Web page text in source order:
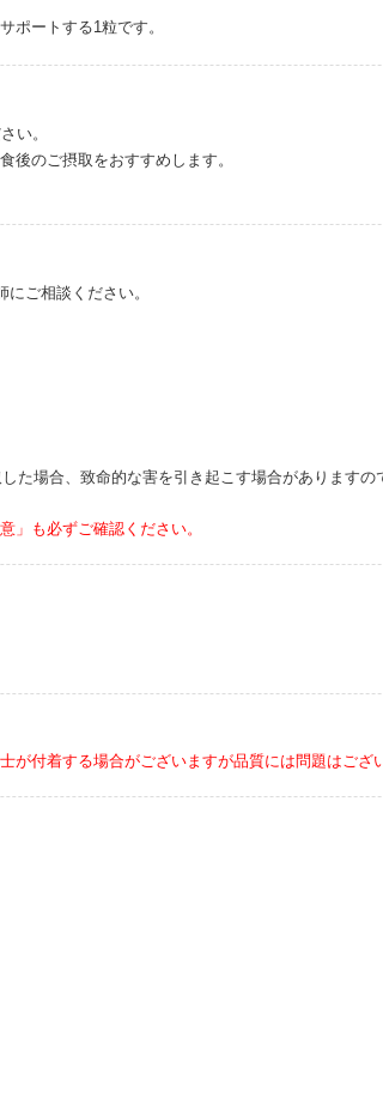
ポートする1粒です。
い。
後のご摂取をおすすめします。
ご相談ください。
た場合、致命的な害を引き起こす場合があります
」も必ずご確認ください。
が付着する場合がございますが品質には問題はござ